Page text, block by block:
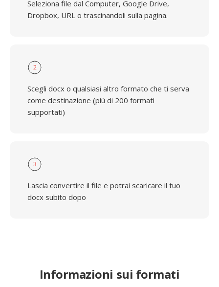
Seleziona file dal Computer, Google Drive,
Dropbox, URL o trascinandoli sulla pagina.
2
Scegli docx o qualsiasi altro formato che ti serva
come destinazione (più di 200 formati
supportati)
3
Lascia convertire il file e potrai scaricare il tuo
docx subito dopo
Informazioni sui formati